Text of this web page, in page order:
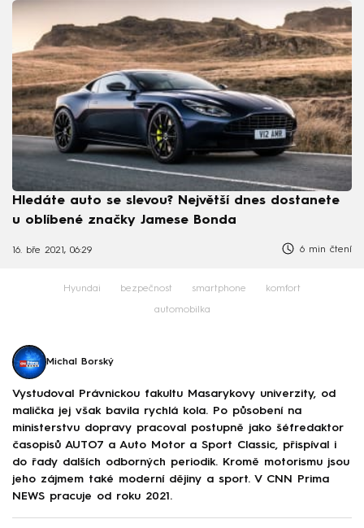
Hledáte auto se slevou? Největší dnes dostanete
u oblíbené značky Jamese Bonda
16. bře 2021, 06:29 6 min čtení
Hyundai bezpečnost smartphone komfort
automobilka
Michal Borský
Vystudoval Právnickou fakultu Masarykovy univerzity, od
malička jej však bavila rychlá kola. Po působení na
ministerstvu dopravy pracoval postupně jako šéfredaktor
časopisů AUTO7 a Auto Motor a Sport Classic, přispíval i
do řady dalších odborných periodik. Kromě motorismu jsou
jeho zájmem také moderní dějiny a sport. V CNN Prima
NEWS pracuje od roku 2021.